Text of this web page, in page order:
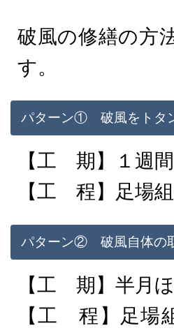
破風の修繕の方
す。
パターン① 破風をトタ
【工 期】１週
【工 程】足場
パターン② 破風自体の
【工 期】半月
【工 程】足場